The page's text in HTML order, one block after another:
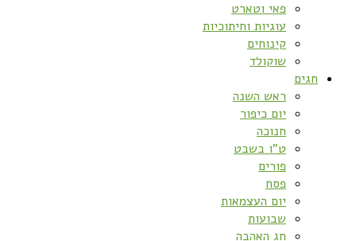
פאי וטארט
עוגיות וחיתוכיות
קינוחים
שוקולד
חגים
ראש השנה
יום כיפור
חנוכה
ט”ו בשבט
פורים
פסח
יום העצמאות
שבועות
חג האהבה